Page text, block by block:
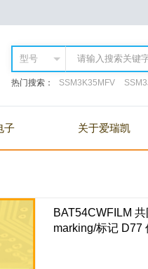
热门搜索： SSM3K35MFV
子 关于爱瑞凯
BAT54CWFILM
marking/标记 D77